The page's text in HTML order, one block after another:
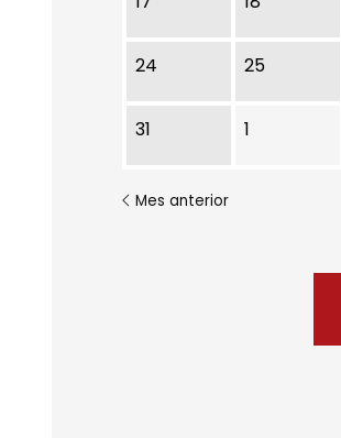
24 25
31 1
Mes anterior